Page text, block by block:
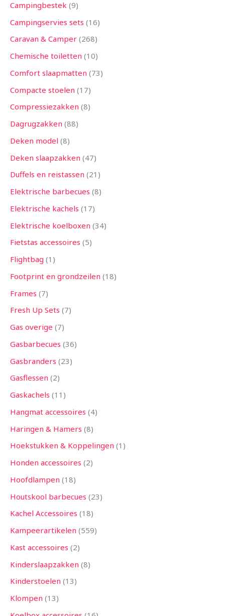
Campingbestek 9
Campingservies sets 16
Caravan & Camper 268
Chemische toiletten 10
Comfort slaapmatten 73
Compacte stoelen 17
Compressiezakken 8
Dagrugzakken 88
Deken model 8
Deken slaapzakken 47
Duffels en reistassen 21
Elektrische barbecues 8
Elektrische kachels 17
Elektrische koelboxen 34
Fietstas accessoires 5
Flightbag 1
Footprint en grondzeilen 18
Frames 7
Fresh Up Sets 7
Gas overige 7
Gasbarbecues 36
Gasbranders 23
Gasflessen 2
Gaskachels 11
Hangmat accessoires 4
Haringen & Hamers 8
Hoekstukken & Koppelingen 1
Honden accessoires 2
Hoofdlampen 18
Houtskool barbecues 23
Kachel Accessoires 18
Kampeerartikelen 559
Kast accessoires 2
Kinderslaapzakken 8
Kinderstoelen 13
Klompen 13